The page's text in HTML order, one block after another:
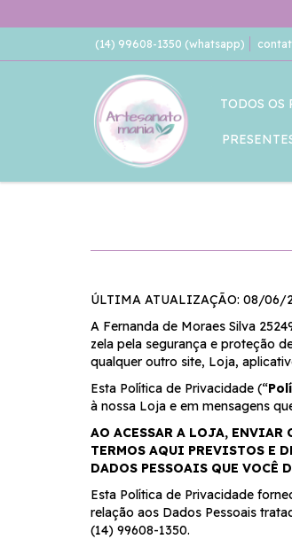
(14) 99608-1350 (whatsapp)
TODOS OS
ÚLTIMA ATUALIZAÇÃO: 08/06/
A Fernanda de Moraes Silva
zela pela segurança e proteção
qualquer outro site, Loja,
Esta Política de Privacidade (“
à nossa Loja e em mensagens
AO ACESSAR A LOJA, ENVIAR
TERMOS AQUI PREVISTOS E
DADOS PESSOAIS QUE
Esta Política de Privacidade
relação aos Dados Pessoais
(14) 99608-1350.